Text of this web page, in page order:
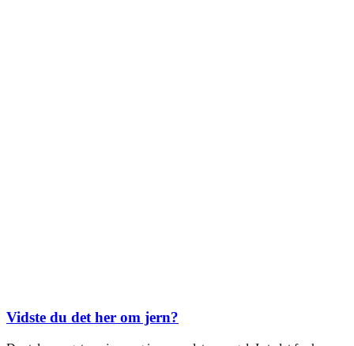
Vidste du det her om jern?